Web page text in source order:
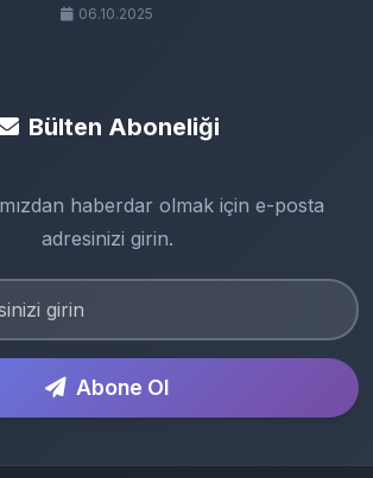
06.10.2025
Bülten Aboneliği
haberdar olmak için e-posta
adresinizi girin.
Abone Ol